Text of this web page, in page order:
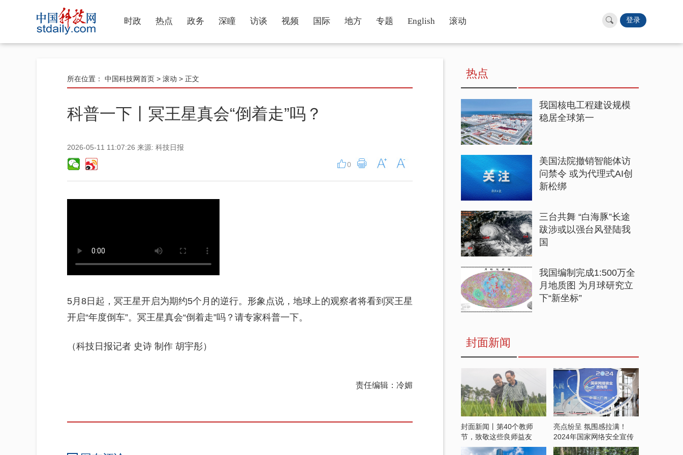
时政 热点 政务 深瞳 访谈 视频 国际 地方 专题 English 滚动 登录
所在位置： 中国科技网首页 > 滚动 > 正文
科普一下丨冥王星真会“倒着走”吗？
2026-05-11 11:07:26 来源: 科技日报
0
5月8日起，冥王星开启为期约5个月的逆行。形象点说，地球上的观察者将看到冥王星
开启“年度倒车”。冥王星真会“倒着走”吗？请专家科普一下。
（科技日报记者 史诗 制作 胡宇彤）
责任编辑：冷媚
热点
我国核电工程建设规模
稳居全球第一
美国法院撤销智能体访
问禁令 或为代理式AI创
新松绑
三台共舞 “白海豚”长途
跋涉或以强台风登陆我
国
我国编制完成1:500万全
月地质图 为月球研究立
下“新坐标”
封面新闻
封面新闻丨第40个教师
节，致敬这些良师益友
亮点纷呈 氛围感拉满！
2024年国家网络安全宣传
周开启